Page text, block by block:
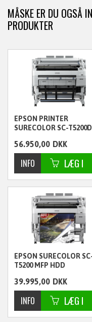
MÅSKE ER DU OGSÅ
PRODUKTER
EPSON PRINTER
SURECOLOR SC-
56.950,00 DKK
ekskl. moms
EPSON SURECOLOR
T5200 MFP HDD
39.995,00 DKK
ekskl. moms